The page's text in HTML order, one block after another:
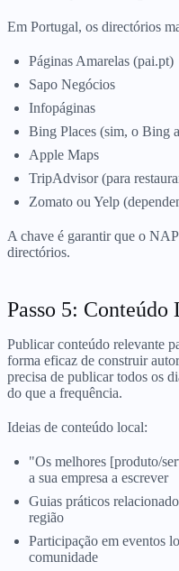
Em Portugal, os directórios
Páginas Amarelas (pai.pt)
Sapo Negócios
Infopáginas
Bing Places (sim, o Bing
Apple Maps
TripAdvisor (para
Zomato ou Yelp
A chave é garantir que o
directórios.
Passo 5:
Publicar conteúdo relevante
forma eficaz de construir
precisa de publicar todos os
do que a frequência.
Ideias de conteúdo local:
"Os melhores [produto/
a sua empresa a escrever
Guias práticos
região
Participação em eventos
comunidade